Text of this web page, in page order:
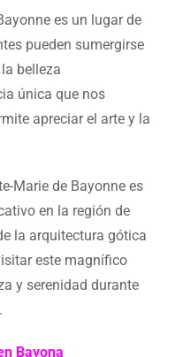
es un lugar de
pueden sumergirse
belleza
única que nos
apreciar el arte y la
Marie de Bayonne es
en la región de
la arquitectura gótica
este magnífico
y serenidad durante
Bayona